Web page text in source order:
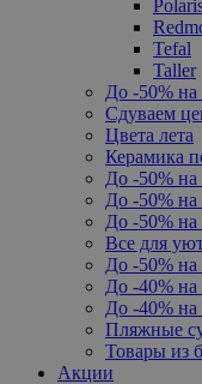
Tefal
Taller
До -50% на
Сдуваем
Цвета лета
Керамика
До -50% на
До -50%
До -50%
Все для
До -50%
До -40%
До -40% на
Пляжные
Товары из
Акции